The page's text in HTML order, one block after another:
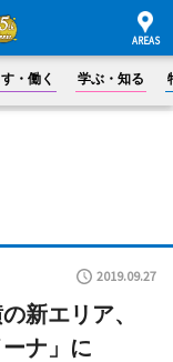
・働く 学ぶ・知る
2019.09.27
新エリア、
ナ」に